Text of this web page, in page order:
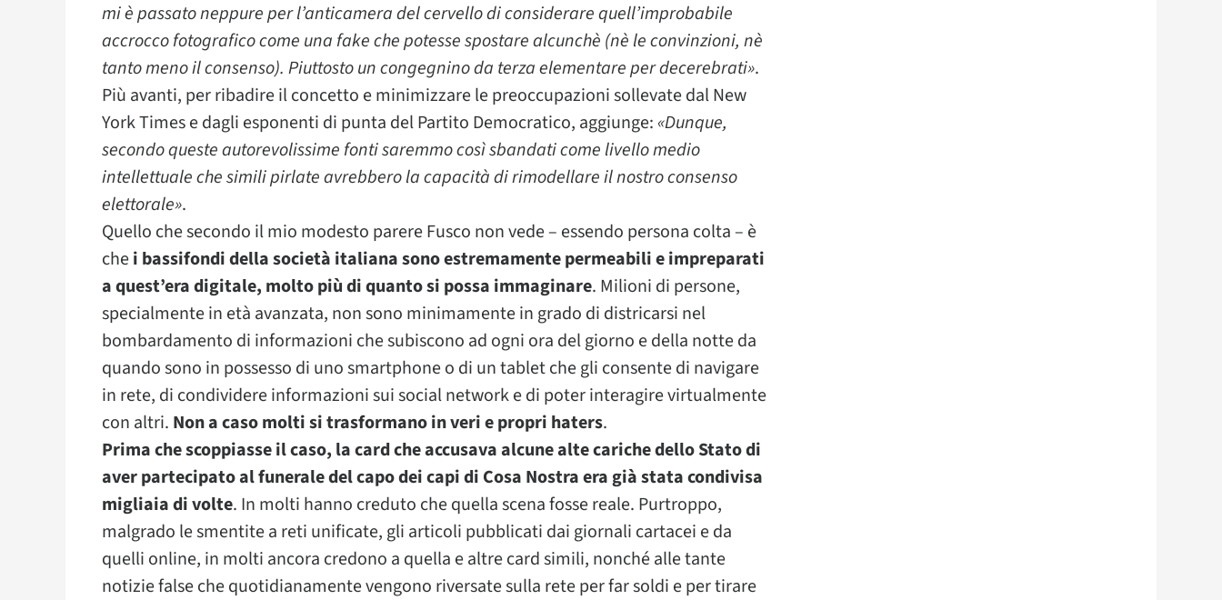
mi è passato neppure per l’anticamera del cervello di considerare quell’improbabile
accrocco fotografico come una fake che potesse spostare alcunchè (nè le convinzioni, nè
tanto meno il consenso). Piuttosto un congegnino da terza elementare per decerebrati».
Più avanti, per ribadire il concetto e minimizzare le preoccupazioni sollevate dal New
York Times e dagli esponenti di punta del Partito Democratico, aggiunge: «Dunque,
secondo queste autorevolissime fonti saremmo così sbandati come livello medio
intellettuale che simili pirlate avrebbero la capacità di rimodellare il nostro consenso
elettorale».
Quello che secondo il mio modesto parere Fusco non vede – essendo persona colta – è
chei bassifondi della società italiana sono estremamente permeabili e impreparati
a quest’era digitale, molto più di quanto si possa immaginare. Milioni di persone,
specialmente in età avanzata, non sono minimamente in grado di districarsi nel
bombardamento di informazioni che subiscono ad ogni ora del giorno e della notte da
quando sono in possesso di uno smartphone o di un tablet che gli consente di navigare
in rete, di condividere informazioni sui social network e di poter interagire virtualmente
con altri. Non a caso molti si trasformano in veri e propri haters.
Prima che scoppiasse il caso, la card che accusava alcune alte cariche dello Stato di
aver partecipato al funerale del capo dei capi di Cosa Nostra era già stata condivisa
migliaia di volte. In molti hanno creduto che quella scena fosse reale. Purtroppo,
malgrado le smentite a reti unificate, gli articoli pubblicati dai giornali cartacei e da
quelli online, in molti ancora credono a quella e altre card simili, nonché alle tante
notizie false che quotidianamente vengono riversate sulla rete per far soldi e per tirare